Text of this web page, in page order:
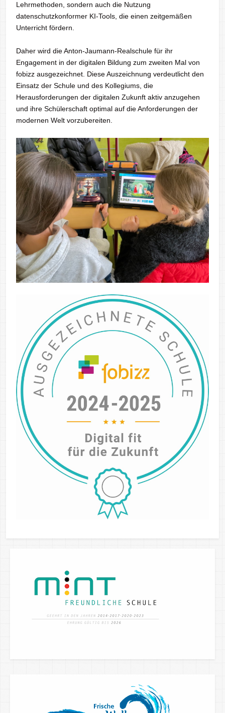
Lehrmethoden, sondern auch die Nutzung
datenschutzkonformer KI-Tools, die einen zeitgemäßen
Unterricht fördern.
Daher wird die Anton-Jaumann-Realschule für ihr
Engagement in der digitalen Bildung zum zweiten Mal von
fobizz ausgezeichnet. Diese Auszeichnung verdeutlicht den
Einsatz der Schule und des Kollegiums, die
Herausforderungen der digitalen Zukunft aktiv anzugehen
und ihre Schülerschaft optimal auf die Anforderungen der
modernen Welt vorzubereiten.